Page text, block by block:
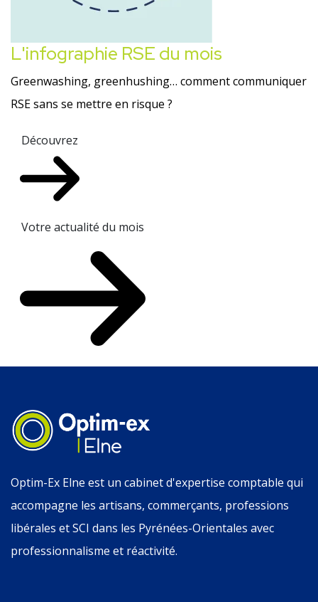
L'infographie RSE du mois
Greenwashing, greenhushing… comment communiquer
RSE sans se mettre en risque ?
Découvrez
Votre actualité du mois
Optim-Ex Elne est un cabinet d'expertise comptable qui
accompagne les artisans, commerçants, professions
libérales et SCI dans les Pyrénées-Orientales avec
professionnalisme et réactivité.